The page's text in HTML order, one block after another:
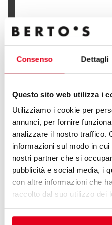
Consenso Dettagli
Questo sito web utilizza i
Utilizziamo i cookie per
annunci, per fornire
analizzare il nostro traffico.
informazioni sul modo in
nostri partner che si
pubblicità e social media, i
con altre informazioni che
raccolto dal suo utilizzo dei
FOURNEAU 2 FEUX VIFS À
DÉCOUVREZ
DE
Une infinie série de
attentes du marché.
différentes